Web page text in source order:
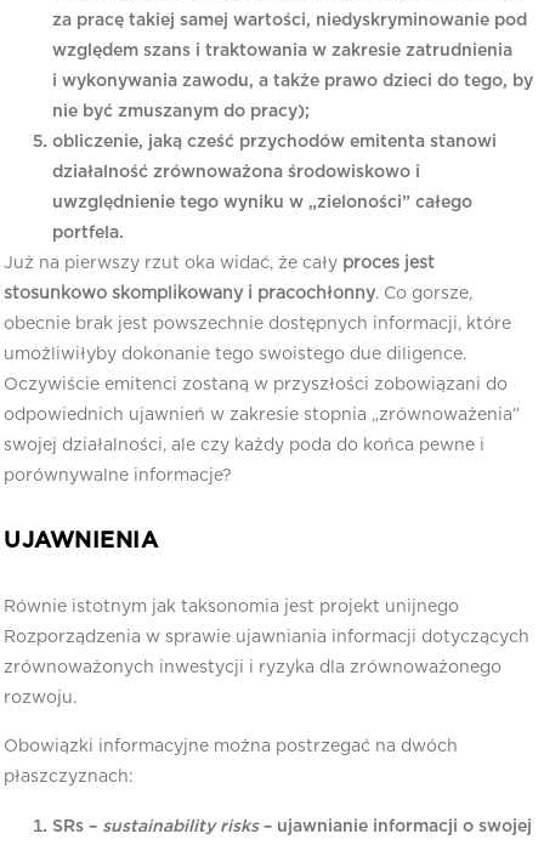
za pracę takiej samej wartości, niedyskryminowanie pod
względem szans i traktowania w zakresie zatrudnienia
i wykonywania zawodu, a także prawo dzieci do tego, by
nie być zmuszanym do pracy);
obliczenie, jaką cześć przychodów emitenta stanowi
działalność zrównoważona środowiskowo i
uwzględnienie tego wyniku w „zieloności” całego
portfela.
Już na pierwszy rzut oka widać, że cały proces jest
stosunkowo skomplikowany i pracochłonny. Co gorsze,
obecnie brak jest powszechnie dostępnych informacji, które
umożliwiłyby dokonanie tego swoistego due diligence.
Oczywiście emitenci zostaną w przyszłości zobowiązani do
odpowiednich ujawnień w zakresie stopnia „zrównoważenia”
swojej działalności, ale czy każdy poda do końca pewne i
porównywalne informacje?
UJAWNIENIA
Równie istotnym jak taksonomia jest projekt unijnego
Rozporządzenia w sprawie ujawniania informacji dotyczących
zrównoważonych inwestycji i ryzyka dla zrównoważonego
rozwoju.
Obowiązki informacyjne można postrzegać na dwóch
płaszczyznach:
SRs – sustainability risks– ujawnianie informacji o swojej